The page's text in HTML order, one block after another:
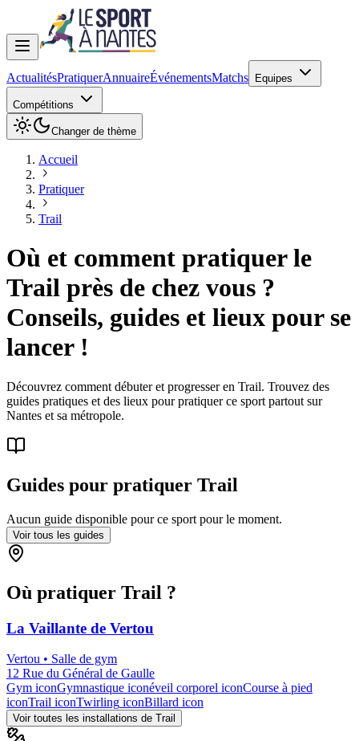
ActualitésPratiquerAnnuaireÉvénementsMatchs Equipes
Compétitions
Changer de thème
Accueil
Pratiquer
Trail
Où et comment pratiquer le
Trail près de chez vous ?
Conseils, guides et lieux pour se
lancer !
Découvrez comment débuter et progresser en Trail. Trouvez des
guides pratiques et des lieux pour pratiquer ce sport partout sur
Nantes et sa métropole.
Guides pour pratiquer Trail
Aucun guide disponible pour ce sport pour le moment.
Voir tous les guides
Où pratiquer Trail ?
La Vaillante de Vertou
Vertou • Salle de gym
12 Rue du Général de Gaulle
Gym iconGymnastique iconéveil corporel iconCourse à pied
iconTrail iconTwirling iconBillard icon
Voir toutes les installations de Trail